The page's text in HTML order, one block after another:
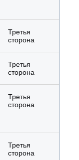
Третья
сторона
Третья
сторона
Третья
сторона
Третья
сторона